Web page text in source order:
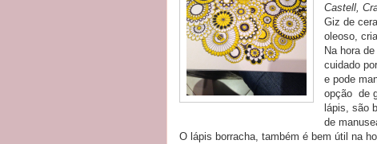
Castell,
Giz de
oleoso,
Na hora
cuidado
e pode
opção de
lápis, são
de
O lápis borracha, também é bem útil na